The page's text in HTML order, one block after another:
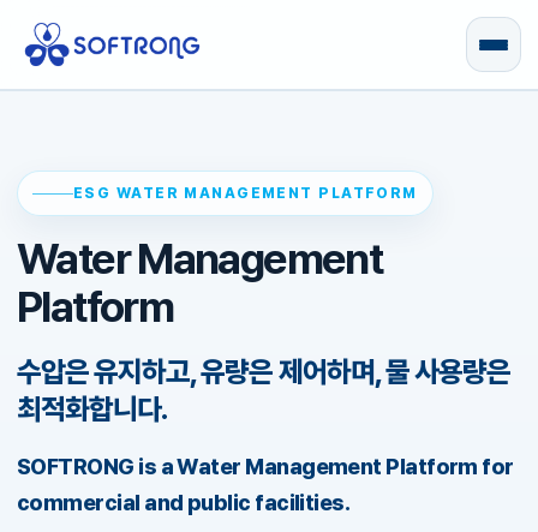
TECHNOLOGY
PRODUCTS
ESG PROJECT
REFERENCES
CONTACT
ESG WATER MANAGEMENT PLATFORM
Water Management
Platform
수압은 유지하고, 유량은 제어하며, 물 사용량은
최적화합니다.
SOFTRONG is a Water Management Platform for
commercial and public facilities.